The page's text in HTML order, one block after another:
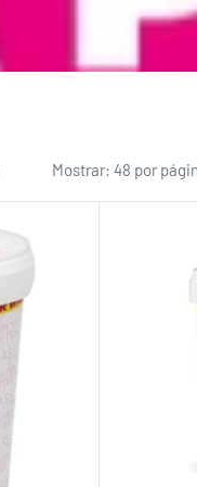
Mostrar: 48 por